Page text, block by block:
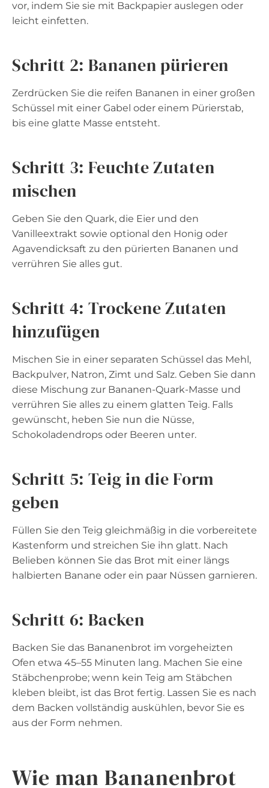
vor, indem Sie sie mit Backpapier auslegen oder
leicht einfetten.
Schritt 2: Bananen pürieren
Zerdrücken Sie die reifen Bananen in einer großen
Schüssel mit einer Gabel oder einem Pürierstab,
bis eine glatte Masse entsteht.
Schritt 3: Feuchte Zutaten
mischen
Geben Sie den Quark, die Eier und den
Vanilleextrakt sowie optional den Honig oder
Agavendicksaft zu den pürierten Bananen und
verrühren Sie alles gut.
Schritt 4: Trockene Zutaten
hinzufügen
Mischen Sie in einer separaten Schüssel das Mehl,
Backpulver, Natron, Zimt und Salz. Geben Sie dann
diese Mischung zur Bananen-Quark-Masse und
verrühren Sie alles zu einem glatten Teig. Falls
gewünscht, heben Sie nun die Nüsse,
Schokoladendrops oder Beeren unter.
Schritt 5: Teig in die Form
geben
Füllen Sie den Teig gleichmäßig in die vorbereitete
Kastenform und streichen Sie ihn glatt. Nach
Belieben können Sie das Brot mit einer längs
halbierten Banane oder ein paar Nüssen garnieren.
Schritt 6: Backen
Backen Sie das Bananenbrot im vorgeheizten
Ofen etwa 45–55 Minuten lang. Machen Sie eine
Stäbchenprobe; wenn kein Teig am Stäbchen
kleben bleibt, ist das Brot fertig. Lassen Sie es nach
dem Backen vollständig auskühlen, bevor Sie es
aus der Form nehmen.
Wie man Bananenbrot